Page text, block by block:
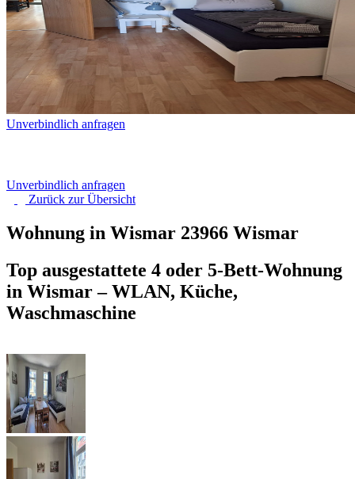
Unverbindlich anfragen
Unverbindlich anfragen
Zurück zurÜbersicht
Wohnung in Wismar 23966 Wismar
Top ausgestattete 4 oder 5-Bett-Wohnung
in Wismar – WLAN, Küche,
Waschmaschine